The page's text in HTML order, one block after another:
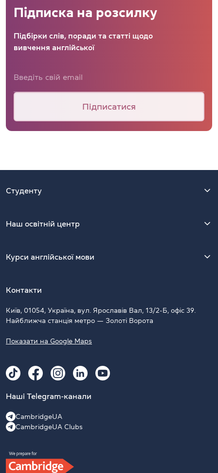
Підписка на розсилку
Підбірки слів, поради та статті щодо
вивчення англійської
Підписатися
Студенту
Наш освітній центр
Курси англійської мови
Контакти
Київ, 01054, Україна, вул. Ярославів Вал, 13/2-Б, офіс 39.
Найближча станція метро — Золоті Ворота
Показати на Google Maps
Наші Telegram-канали
CambridgeUA
CambridgeUA Clubs